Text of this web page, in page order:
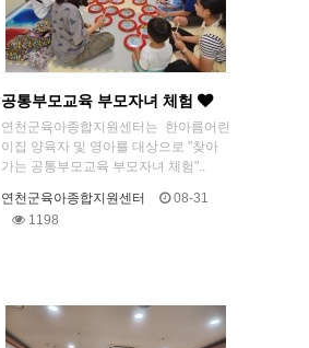
공통부모교육 부모자녀 체험
연천군육아종합지원센터는 한아름어린
이집 양육자 및 영아를 대상으로 "찾아
가는 공통부모교육 부모자녀 체험"..
연천군육아종합지원센터
08-31
1198